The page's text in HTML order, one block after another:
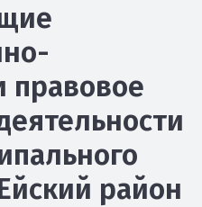
правовое
район